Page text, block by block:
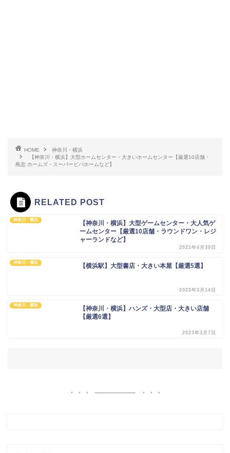
HOME
神奈川・横浜
【神奈川・横浜】大型ホームセンター・大きいホームセンター【厳選10店舗・
島忠 ホームズ・スーパービバホームなど】
RELATED POST
神奈川・横浜
【神奈川・横浜】大型ゲームセンター・大人気ゲ
ームセンター【厳選10店舗・ラウンドワン・レジ
ャーランドなど】
2021年4月30日
神奈川・横浜 【横浜駅】大型書店・大きい本屋【厳選5選】
2023年3月14日
神奈川・横浜
【神奈川・横浜】ハンズ・大型店・大きい店舗
【厳選6選】
2023年3月7日